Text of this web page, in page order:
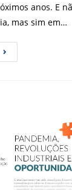
anos. E
mas sim em…
Revolução
Com